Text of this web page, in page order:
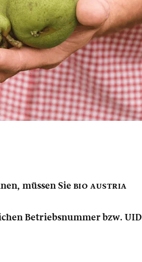
müssen Sie bio austria
Betriebsnummer bzw. UID